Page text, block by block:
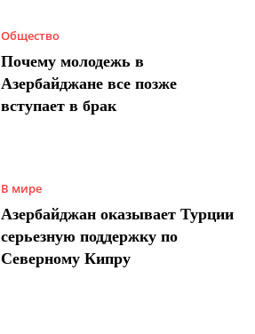
Общество
Почему молодежь в
Азербайджане все позже
вступает в брак
В мире
Азербайджан оказывает Турции
серьезную поддержку по
Северному Кипру